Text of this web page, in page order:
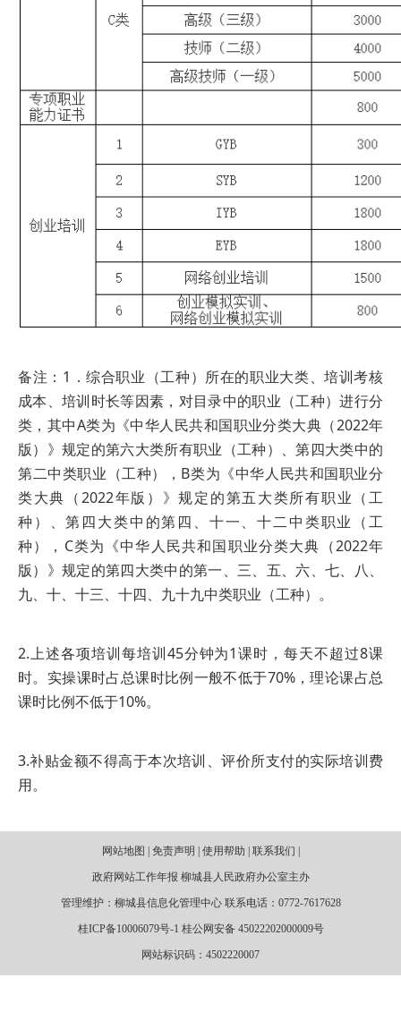
备注：1．综合职业（工种）所在的职业大类、培训考核
成本、培训时长等因素，对目录中的职业（工种）进行分
类，其中A类为《中华人民共和国职业分类大典（2022年
版）》规定的第六大类所有职业（工种）、第四大类中的
第二中类职业（工种），B类为《中华人民共和国职业分
类大典（2022年版）》规定的第五大类所有职业（工
种）、第四大类中的第四、十一、十二中类职业（工
种），C类为《中华人民共和国职业分类大典（2022年
版）》规定的第四大类中的第一、三、五、六、七、八、
九、十、十三、十四、九十九中类职业（工种）。
2.上述各项培训每培训45分钟为1课时，每天不超过8课
时。实操课时占总课时比例一般不低于70%，理论课占总
课时比例不低于10%。
3.补贴金额不得高于本次培训、评价所支付的实际培训费
用。
网站地图 | 免责声明 | 使用帮助 | 联系我们 |
政府网站工作年报 柳城县人民政府办公室主办
管理维护：柳城县信息化管理中心 联系电话：0772-7617628
桂ICP备10006079号-1 桂公网安备 45022202000009号
网站标识码：4502220007